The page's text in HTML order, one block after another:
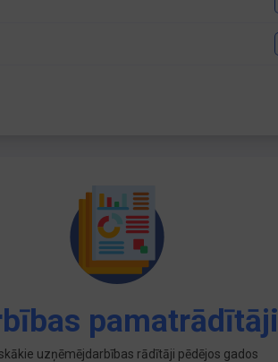
pamatrādītāji
uzņēmējdarbības rādītāji pēdējos gados